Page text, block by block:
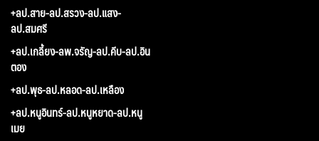
+ลป.สาย-ลป.สรวง-ลป.แสง-
ลป.สมศรี
+ลป.เกลี้ยง-ลพ.จรัญ-ลป.คีบ-ลป.อิน
ตอง
+ลป.พุธ-ลป.หลอด-ลป.เหลือง
+ลป.หนูอินทร์-ลป.หนูหยาด-ลป.หนู
เมย